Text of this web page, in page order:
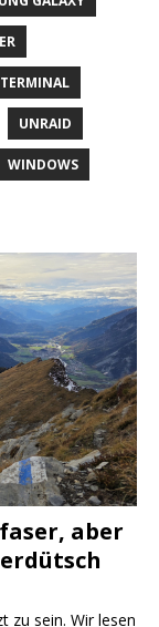
TERMINAL
UNRAID
WINDOWS
aber
zu sein. Wir lesen